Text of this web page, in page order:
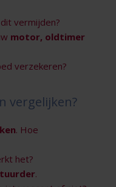
vermijden?
motor, oldtimer
verzekeren?
vergelijken?
. Hoe
het?
.